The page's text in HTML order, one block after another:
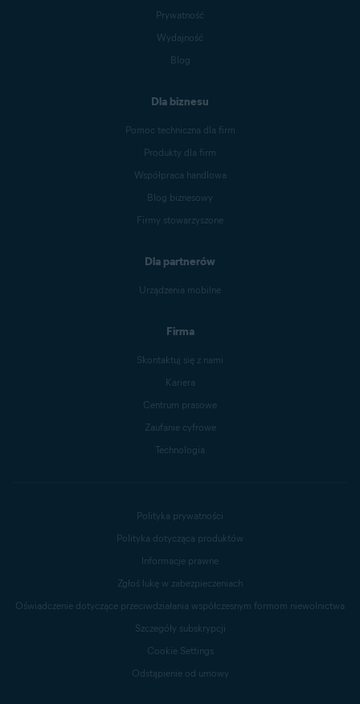
Prywatność
Wydajność
Blog
Dla biznesu
Pomoc techniczna dla firm
Produkty dla firm
Współpraca handlowa
Blog biznesowy
Firmy stowarzyszone
Dla partnerów
Urządzenia mobilne
Firma
Skontaktuj się z nami
Kariera
Centrum prasowe
Zaufanie cyfrowe
Technologia
Polityka prywatności
Polityka dotycząca produktów
Informacje prawne
Zgłoś lukę w zabezpieczeniach
Oświadczenie dotyczące przeciwdziałania współczesnym formom niewolnictwa
Szczegóły subskrypcji
Cookie Settings
Odstąpienie od umowy